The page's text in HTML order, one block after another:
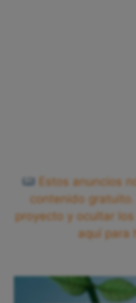
Estos anuncios
contenido
proyecto y ocultar
aquí para